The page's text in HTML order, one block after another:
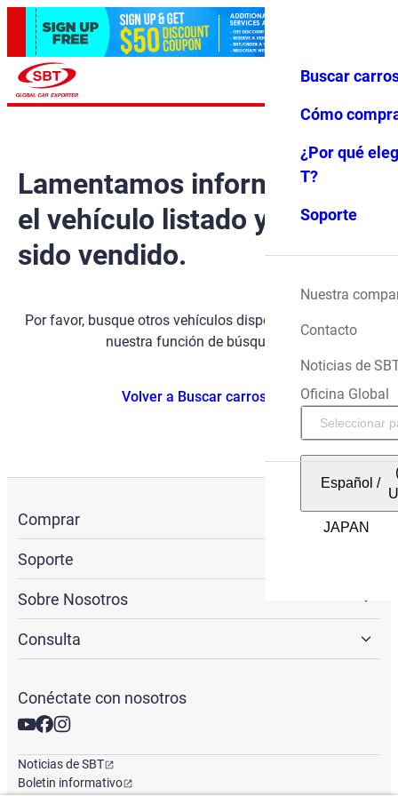
Favoritos Menú
Buscar
Cómo
¿Por qué
T?
Soporte
Nuestra
Contacto
Noticias de
Oficina Global
Español /
Lamentamos informarle que
el vehículo listado ya ha
sido vendido.
Por favor, busque otros vehículos disponibles utilizando
nuestra función de búsqueda.
Volver a Buscar carros
Comprar
Soporte
Sobre Nosotros
Consulta
Conéctate con nosotros
Noticias de SBT
Boletin informativo